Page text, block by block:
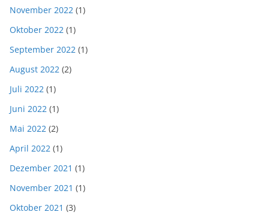
November 2022 (1)
Oktober 2022 (1)
September 2022 (1)
August 2022 (2)
Juli 2022 (1)
Juni 2022 (1)
Mai 2022 (2)
April 2022 (1)
Dezember 2021 (1)
November 2021 (1)
Oktober 2021 (3)